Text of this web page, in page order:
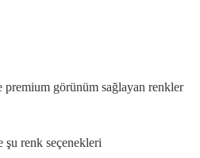
premium görünüm sağlayan renkler
şu renk seçenekleri